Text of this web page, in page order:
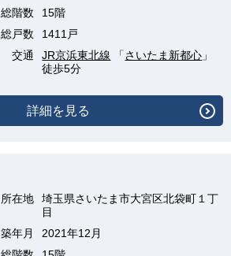
総階数
15階
総戸数
1411戸
交通
JR京浜東北線 「さいたま新都心 」
徒歩5分
詳細を見る
所在地
埼玉県さいたま市大宮区北袋町１丁
目
築年月
2021年12月